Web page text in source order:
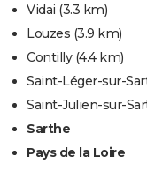
Vidai (3.3 km)
Louzes (3.9 km)
Contilly(4.4 km)
Saint-Léger-sur-
Saint-Julien-sur-
Sarthe
Pays de la Loire